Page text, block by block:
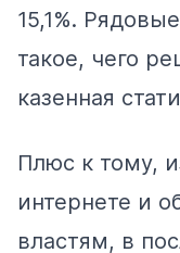
15,1%.
такое, чего
казенная
Плюс к тому,
интернете и
властям, в